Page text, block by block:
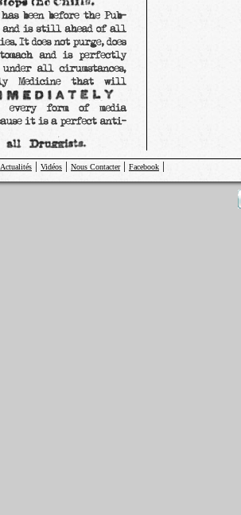
Actualités | Vidéos | Nous Contacter| Facebook |